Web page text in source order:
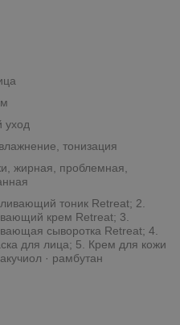
уход
тонизация
жирная, проблемная,
тоник Retreat; 2.
крем Retreat; 3.
сыворотка Retreat; 4.
для лица; 5. Крем для кожи
· рамбутан